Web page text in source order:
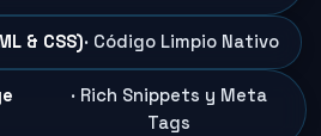
& CSS)· Código Limpio Nativo
· Rich Snippets y Meta
Tags